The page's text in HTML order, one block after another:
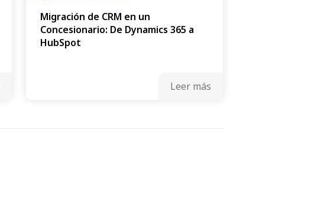
Migración de CRM en un
Concesionario: De Dynamics 365 a
HubSpot
Leer más